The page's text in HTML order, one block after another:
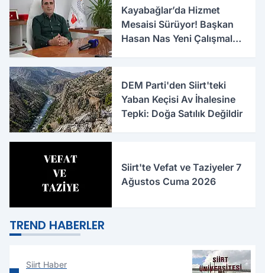
Kayabağlar’da Hizmet
Mesaisi Sürüyor! Başkan
Hasan Nas Yeni Çalışmaları
DEM Parti'den Siirt'teki
Yaban Keçisi Av İhalesine
Tepki: Doğa Satılık Değildir
Siirt'te Vefat ve Taziyeler 7
Ağustos Cuma 2026
TREND HABERLER
Siirt Haber